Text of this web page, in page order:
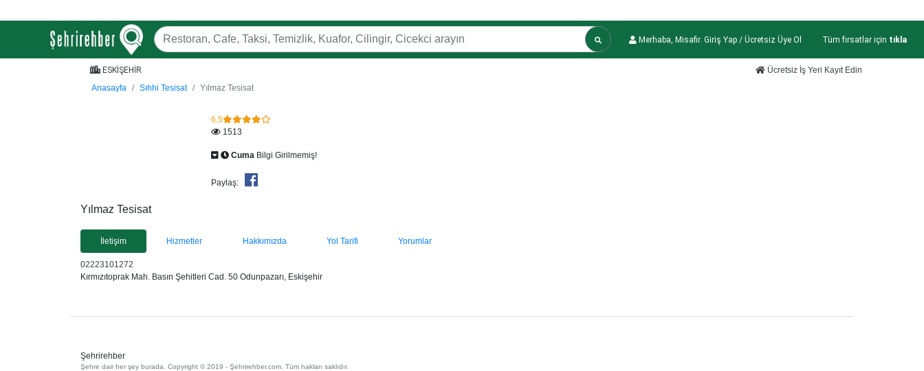
Merhaba, Misafir. Giriş Yap / Ücretsiz Üye Ol Tüm fırsatlar için tıkla
ESKİŞEHİR
Ücretsiz İş Yeri Kayıt Edin
Anasayfa
Sıhhi Tesisat Yılmaz Tesisat
6.5
1513
Cuma Bilgi Girilmemiş!
Paylaş:
Yılmaz Tesisat
İletişim Hizmetler Hakkımızda Yol Tarifi Yorumlar
02223101272
Kırmızıtoprak Mah. Basın Şehitleri Cad. 50 Odunpazarı, Eskişehir
Şehrirehber
Şehre dair her şey burada. Copyright © 2019 - Şehrirehber.com. Tüm hakları saklıdır.